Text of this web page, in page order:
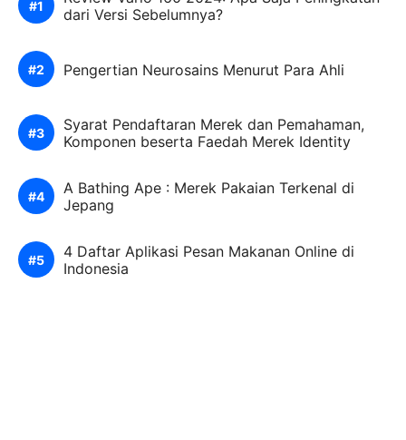
dari Versi Sebelumnya?
Pengertian Neurosains Menurut Para Ahli
Syarat Pendaftaran Merek dan Pemahaman,
Komponen beserta Faedah Merek Identity
A Bathing Ape : Merek Pakaian Terkenal di
Jepang
4 Daftar Aplikasi Pesan Makanan Online di
Indonesia